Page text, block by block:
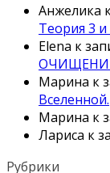
Анжелика
Теория 3 и
Elena к
ОЧИЩЕНИЕ
Марина к
Вселенной.
Марина к
Лариса к
Рубрики